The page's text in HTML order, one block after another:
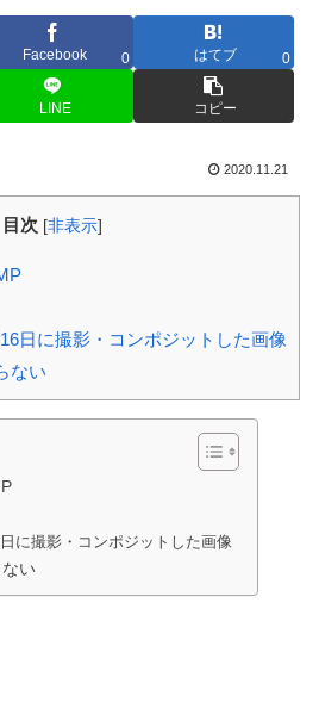
Facebook 0 はてブ 0
LINE コピー
2020.11.21
目次 [非表示]
日に撮影・コンポジットした画像
ない
に撮影・コンポジットした画像
い